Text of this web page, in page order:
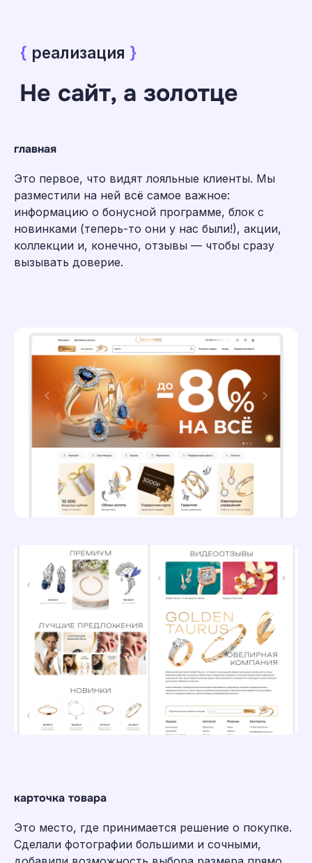
главная
Это первое, что видят лояльные клиенты. Мы
разместили на ней всё самое важное:
информацию о бонусной программе, блок с
новинками (теперь-то они у нас были!), акции,
коллекции и, конечно, отзывы — чтобы сразу
вызывать доверие.
карточка товара
Это место, где принимается решение о покупке.
Сделали фотографии большими и сочными,